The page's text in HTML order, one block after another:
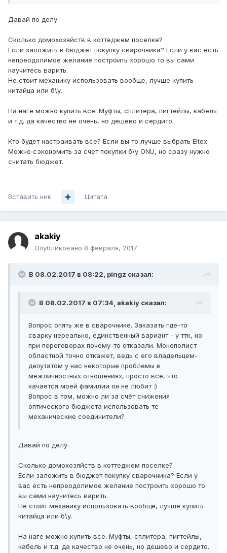
Давай по делу.
Сколько домохозяйств в коттеджем поселке?
Если заложить в бюджет покупку сварочника? Если у вас есть
непреодолимое желание построить хорошо то вы сами
научитесь варить.
Не стоит механику использовать вообще, лучше купить
китайца или б\у.
На наге можно купить все. Муфты, сплитера, пигтейлы, кабель
и т.д. да качество не очень, но дешево и сердито.
Кто будет настраивать все? Если вы то лучше выбрать Eltex.
Можно сэкономить за счет покупки б\у ONU, но сразу нужно
считать бюджет.
Вставить ник Цитата
akakiy
Опубликовано 8 февраля, 2017
В 08.02.2017 в 08:22, pingz сказал:
В 08.02.2017 в 07:34, akakiy сказал:
Вопрос опять же в сварочнике. Заказать где-то
сварку нереально, единственный вариант - у ттк, но
при переговорах почему-то отказали. Монополист
областной точно откажет, ведь с его владельцем-
депутатом у нас некоторые проблемы в
межличностных отношениях, просто все, что
качается моей фамилии он не любит :)
Вопрос в том, можно ли за счёт снижения
оптического бюджета использовать те
механические соединители?
Давай по делу.
Сколько домохозяйств в коттеджем поселке?
Если заложить в бюджет покупку сварочника? Если у
вас есть непреодолимое желание построить хорошо то
вы сами научитесь варить.
Не стоит механику использовать вообще, лучше купить
китайца или б\у.
На наге можно купить все. Муфты, сплитера, пигтейлы,
кабель и т.д. да качество не очень, но дешево и сердито.